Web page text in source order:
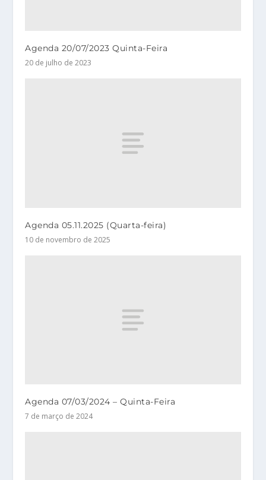
Agenda 20/07/2023 Quinta-Feira
20 de julho de 2023
Agenda 05.11.2025 (Quarta-feira)
10 de novembro de 2025
Agenda 07/03/2024 – Quinta-Feira
7 de março de 2024